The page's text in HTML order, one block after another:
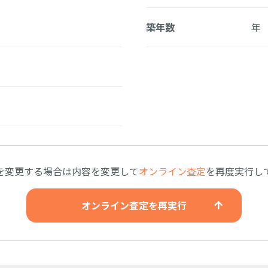
築年数 年
変更する場合は内容を変更してオンライン査定を再度実行し
オンライン査定を再実行